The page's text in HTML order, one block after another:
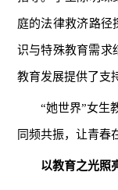
庭的法律救济路径
识与特殊教育需求
教育发展提供了支
“她世界”女生
同频共振，让青春
以教育之光照